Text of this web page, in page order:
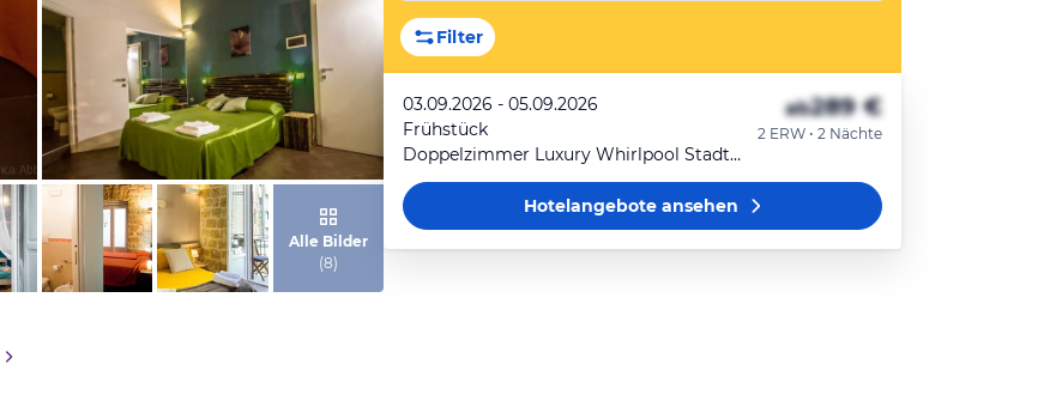
von Expedia
von Expedia
Alle Bilder
(8)
Filter
03.09.2026 - 05.09.2026
Frühstück
Doppelzimmer Luxury Whirlpool Stadtblick
ab289 €
2 ERW • 2 Nächte
Hotelangeboteansehen